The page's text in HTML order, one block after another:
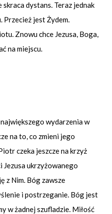
dystans. Teraz jednak
Przecież jest Żydem.
Znowu chce Jezusa, Boga,
na miejscu.
wydarzenia w
na to, co zmieni jego
czeka jeszcze na krzyż
Jezusa ukrzyżowanego
z Nim. Bóg zawsze
i postrzeganie. Bóg jest
w żadnej szufladzie. Miłość